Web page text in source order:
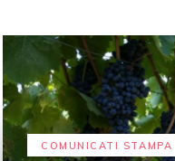
COMUNICATI STAMPA